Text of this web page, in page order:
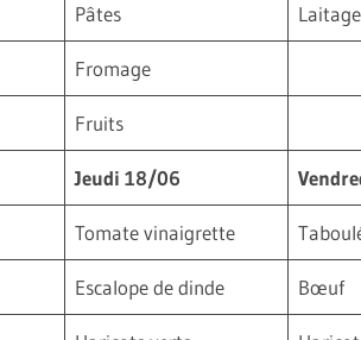
Pâtes Laitage
Fromage
Fruits
Jeudi 18/06
Tomate vinaigrette
Escalope de dinde Bœuf